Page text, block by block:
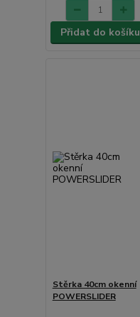
Přidat do košíku
Stěrka 40cm okenní
POWERSLIDER